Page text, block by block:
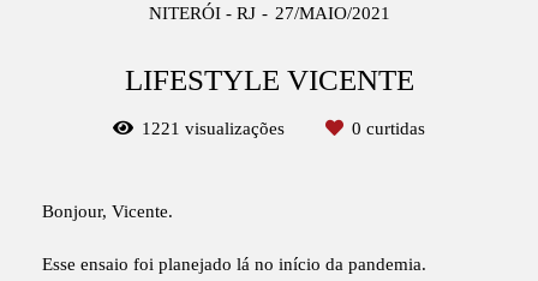
NITERÓI - RJ
27/MAIO/2021
LIFESTYLE VICENTE
1221 visualizações 0 curtidas
Bonjour, Vicente.
Esse ensaio foi planejado lá no início da pandemia.